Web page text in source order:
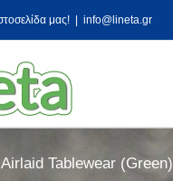
μας! info@lineta.gr
Tablewear (Green)